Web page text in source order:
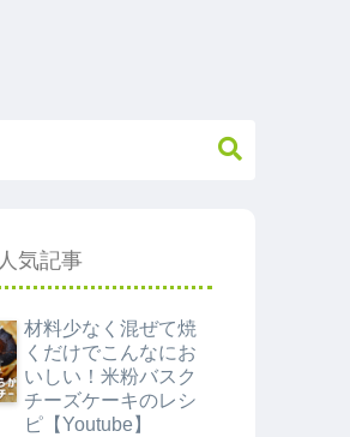
人気記事
材料少なく混ぜて焼
くだけでこんなにお
いしい！米粉バスク
チーズケーキのレシ
ピ【Youtube】